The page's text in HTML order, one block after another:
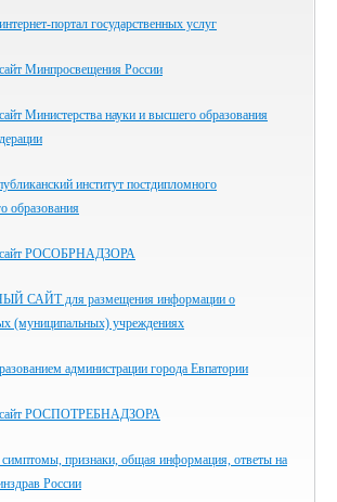
портал государственных услуг
Минпросвещения России
Министерства науки и высшего образования
институт постдипломного
образования
сайт РОСОБРНАДЗОРА
САЙТ для размещения информации о
(муниципальных) учреждениях
администрации города Евпатории
сайт РОСПОТРЕБНАДЗОРА
симптомы, признаки, общая информация, ответы на
России